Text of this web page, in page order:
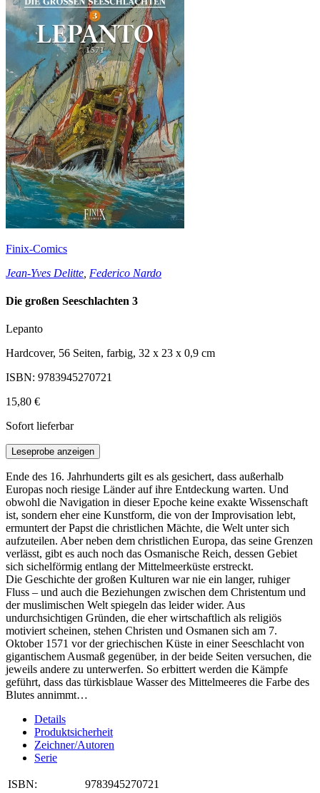
Finix-Comics
Jean-Yves Delitte Federico Nardo
Die großen Seeschlachten 3
Lepanto
Hardcover, 56 Seiten, farbig, 32 x 23 x 0,9 cm
ISBN: 9783945270721
15,80 €
Sofort lieferbar
Leseprobe anzeigen
Ende des 16. Jahrhunderts gilt es als gesichert, dass außerhalb
Europas noch riesige Länder auf ihre Entdeckung warten. Und
obwohl die Navigation in dieser Epoche keine exakte Wissenschaft
ist, sondern eher eine Kunstform, die von der Improvisation lebt,
ermuntert der Papst die christlichen Mächte, die Welt unter sich
aufzuteilen. Aber neben dem christlichen Europa, das seine Grenzen
verlässt, gibt es auch noch das Osmanische Reich, dessen Gebiet
sich sichelförmig entlang der Mittelmeerküste erstreckt.
Die Geschichte der großen Kulturen war nie ein langer, ruhiger
Fluss – und auch die Beziehungen zwischen dem Christentum und
der muslimischen Welt spiegeln das leider wider. Aus
undurchsichtigen Gründen, die eher wirtschaftlich als religiös
motiviert scheinen, stehen Christen und Osmanen sich am 7.
Oktober 1571 vor der griechischen Küste in einer Seeschlacht von
gigantischem Ausmaß gegenüber, in der beide Seiten versuchen, die
jeweils andere zu unterwerfen. So erbittert werden die Kämpfe
geführt, dass das türkisblaue Wasser des Mittelmeeres die Farbe des
Blutes annimmt…
Details
Produktsicherheit
Zeichner/Autoren
Serie
ISBN:
9783945270721